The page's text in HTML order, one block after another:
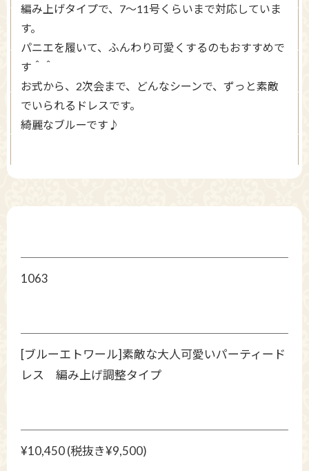
編み上げタイプで、7～11号くらいまで対応していま
す。
パニエを履いて、ふんわり可愛くするのもおすすめで
す＾＾
お式から、2次会まで、どんなシーンで、ずっと素敵
でいられるドレスです。
綺麗なブルーです♪
1063
[ブルーエトワール]素敵な大人可愛いパーティード
レス 編み上げ調整タイプ
¥10,450 (税抜き¥9,500)